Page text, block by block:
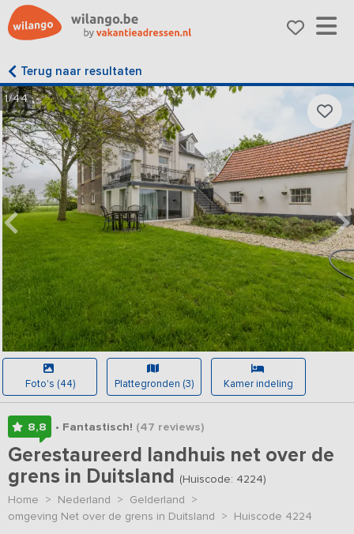
Terug naar resultaten
1/44
Foto's (44) Plattegronden (3) Kamer indeling
8,8 • Fantastisch! (47 reviews)
Gerestaureerd landhuis net over de
grens in Duitsland (Huiscode: 4224)
Home > Nederland > Gelderland >
omgeving Net over de grens in Duitsland > Huiscode 4224